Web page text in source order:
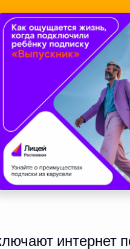
интернет